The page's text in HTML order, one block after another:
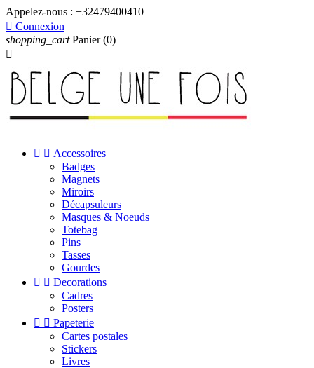
Appelez-nous : +32479400410
 Connexion
shopping_cart Panier (0)

  Accessoires
Badges
Magnets
Miroirs
Décapsuleurs
Masques & Noeuds
Totebag
Pins
Tasses
Gourdes
  Decorations
Cadres
Posters
  Papeterie
Cartes postales
Stickers
Livres